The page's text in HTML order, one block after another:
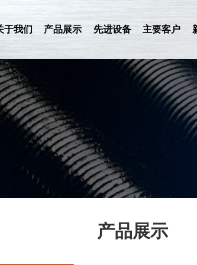
于我们 产品展示 先进设备 主要客户
产品展示